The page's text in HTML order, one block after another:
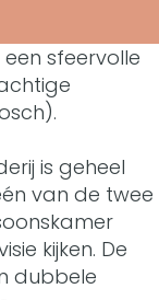
sfeervolle
is geheel
van de twee
kijken. De
dubbele